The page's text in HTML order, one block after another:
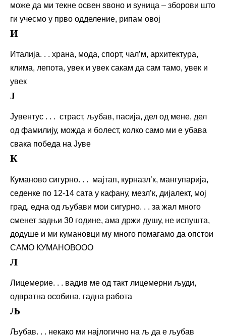
може да ми текне освен ѕвоно и ѕуница – зборови што
ги учесмо у прво одделение, рипам овој
И
Италија. . . храна, мода, спорт, чал’м, архитектура,
клима, лепота, увек и увек сакам да сам тамо, увек и
увек
Ј
Јувентус . . . страст, љубав, пасија, дел од мене, дел
од фамилију, можда и болест, колко само ми е убава
свака победа на Јуве
К
Куманово сигурно. . . мајтап, курназл’к, мангупарија,
седенке по 12-14 сата у кафану, мезл’к, дијалект, мој
град, една од љубави мои сигурно. . . за жал много
сменет задњи 30 године, ама држи душу, не испушта,
додуше и ми кумановци му много помагамо да опстои
САМО КУМАНОВООО
Л
Лицемерие. . . вадив ме од такт лицемерни људи,
одвратна особина, гадна работа
Љ
Љубав. . . некако ми најлогично на љ да е љубав